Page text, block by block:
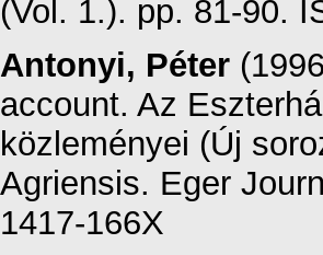
(Vol. 1.). pp. 81-90.
Antonyi, Péter
account. Az
közleményei (Új
Agriensis. Eger
1417-166X